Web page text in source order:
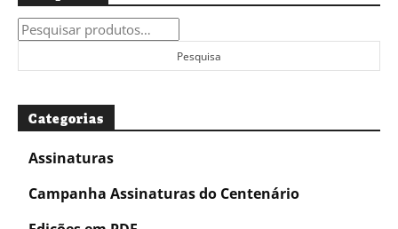
Pesquisar
por:
Pesquisa
Categorias
Assinaturas
Campanha Assinaturas do Centenário